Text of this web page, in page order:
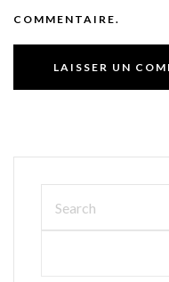
COMMENTAIRE.